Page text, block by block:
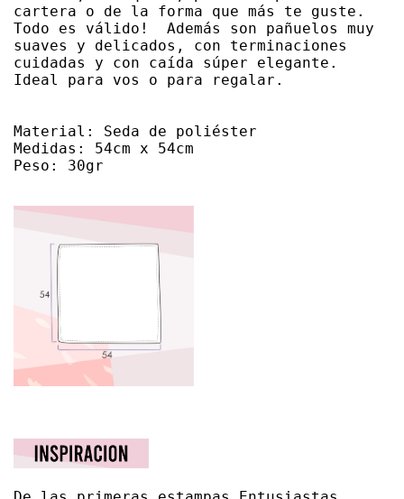
cartera o de la forma que más te guste.
Todo es válido!  Además son pañuelos muy
suaves y delicados, con terminaciones
cuidadas y con caída súper elegante.
Ideal para vos o para regalar.
Material: Seda de poliéster
Medidas: 54cm x 54cm
Peso: 30gr